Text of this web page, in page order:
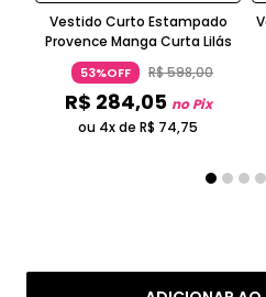
Vestido Curto Estampado
Provence Manga Curta Lilás
53%OFF R$598,00
R$ 284,05 no Pix
ou 4x de R$ 74,75